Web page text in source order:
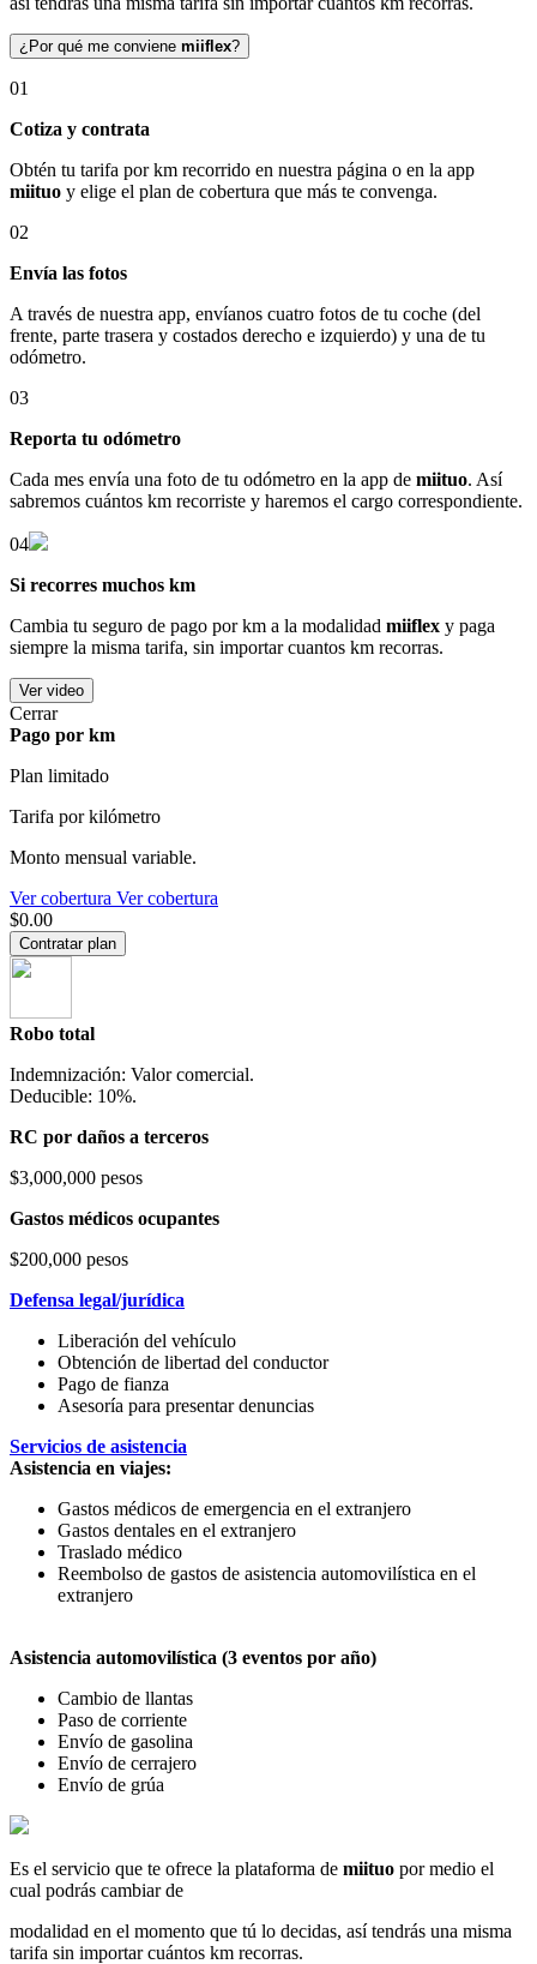
¿Por qué me conviene miiflex?
01
Cotiza y contrata
Obtén tu tarifa por km recorrido en nuestra página o en la app
miituo y elige el plan de cobertura que más te convenga.
02
Envía las fotos
A través de nuestra app, envíanos cuatro fotos de tu coche (del
frente, parte trasera y costados derecho e izquierdo) y una de tu
odómetro.
03
Reporta tu odómetro
Cada mes envía una foto de tu odómetro en la app de miituo. Así
sabremos cuántos km recorriste y haremos el cargo correspondiente.
04
Si recorres muchos km
Cambia tu seguro de pago por km a la modalidad miiflex y paga
siempre la misma tarifa, sin importar cuantos km recorras.
Ver video
Cerrar
Pago por km
Plan limitado
Tarifa por kilómetro
Monto mensual variable.
Ver cobertura Ver cobertura
$0.00
Contratar plan
Robo total
Indemnización: Valor comercial.
Deducible: 10%.
RC por daños a terceros
$3,000,000 pesos
Gastos médicos ocupantes
$200,000 pesos
Defensa legal/jurídica
Liberación del vehículo
Obtención de libertad del conductor
Pago de fianza
Asesoría para presentar denuncias
Servicios de asistencia
Asistencia en viajes:
Gastos médicos de emergencia en el extranjero
Gastos dentales en el extranjero
Traslado médico
Reembolso de gastos de asistencia automovilística en el
extranjero
Asistencia automovilística (3 eventos por año)
Cambio de llantas
Paso de corriente
Envío de gasolina
Envío de cerrajero
Envío de grúa
Es el servicio que te ofrece la plataforma de miituo por medio el
cual podrás cambiar de
modalidad en el momento que tú lo decidas, así tendrás una misma
tarifa sin importar cuántos km recorras.